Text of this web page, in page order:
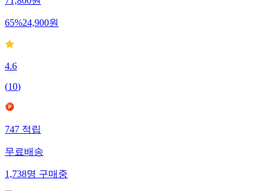
71,800원
65%24,900원
4.6
(10)
747적립
무료배송
1,738명구매중